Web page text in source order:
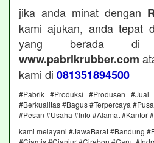
jika anda minat dengan
kami ajukan, anda tepat
yang berada di
www.pabrikrubber.com
kami di 081351894500
#Pabrik #Produksi #Produsen #Jual
#Berkualitas #Bagus #Terpercaya
#Pesan #Usaha #Info #Alamat #Kantor
kami melayani #JawaBarat #Bandung